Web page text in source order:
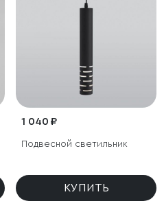
1 040 ₽
Подвесной светильник
КУПИТЬ